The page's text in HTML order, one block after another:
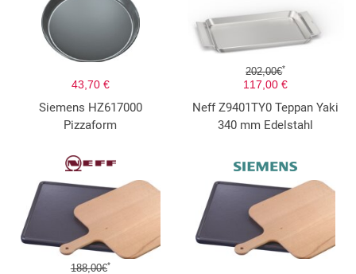
43,70 €
Siemens HZ617000
Pizzaform
202,00€*
117,00 €
Neff Z9401TY0 Teppan Yaki
340 mm Edelstahl
188,00€*